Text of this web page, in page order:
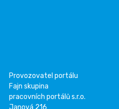
Provozovatel portálu
Fajn skupina
pracovních portálů s.r.o.